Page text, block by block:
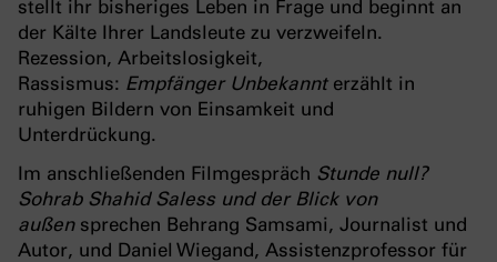
stellt ihr bisheriges Leben in Frage und beginnt an
der Kälte Ihrer Landsleute zu verzweifeln.
Rezession, Arbeitslosigkeit,
Rassismus: Empfänger Unbekannterzählt in
ruhigen Bildern von Einsamkeit und
Unterdrückung.
Im anschließenden Filmgespräch Stunde null?
Sohrab Shahid Saless und der Blick von
außensprechen Behrang Samsami, Journalist und
Autor, und Daniel Wiegand, Assistenzprofessor für